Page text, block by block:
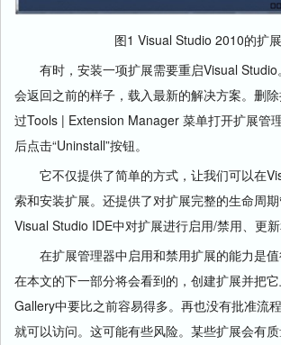
图1 Visual Studio 2010的扩
有时，安装一项扩展需要重启Visual Studio
会返回之前的样子，载入最新的解决方案。删
过Tools | Extension Manager 菜单打开扩展管
后点击“Uninstall”按钮。
它不仅提供了简单的方式，让我们可以在
索和安装扩展。还提供了对扩展完整的生命周
Visual Studio IDE中对扩展进行启用/禁用、更新
在扩展管理器中启用和禁用扩展的能力是值
在本文的下一部分将会看到的，创建扩展并把
Gallery中要比之前容易得多。再也没有批准流
就可以访问。这可能有些风险。某些扩展会有